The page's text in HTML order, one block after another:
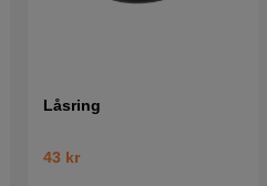
Låsring
43 kr